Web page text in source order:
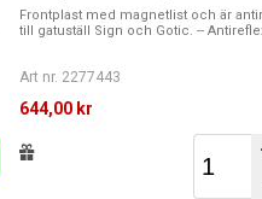
Frontplast med magnetlist och är
till gatuställ Sign och Gotic. -- Antireflex
Art nr. 2277443
644,00 kr